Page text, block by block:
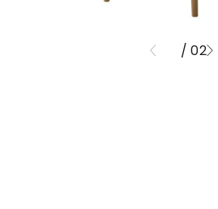
/ 02